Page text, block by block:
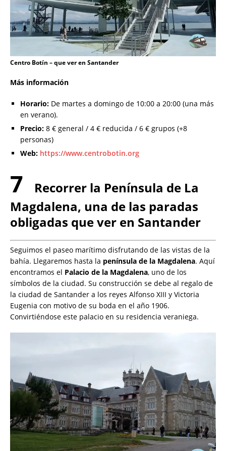
Centro Botín – que ver en Santander
Más información
Horario: De martes a domingo de 10:00 a 20:00 (una más
en verano).
Precio: 8 € general / 4 € reducida / 6 € grupos (+8
personas)
Web: https://www.centrobotin.org
7
Recorrer la Península de La
Magdalena, una de las paradas
obligadas que ver en Santander
Seguimos el paseo marítimo disfrutando de las vistas de la
bahía. Llegaremos hasta la península de la Magdalena. Aquí
encontramos el Palacio de la Magdalena, uno de los
símbolos de la ciudad. Su construcción se debe al regalo de
la ciudad de Santander a los reyes Alfonso XIII y Victoria
Eugenia con motivo de su boda en el año 1906.
Convirtiéndose este palacio en su residencia veraniega.